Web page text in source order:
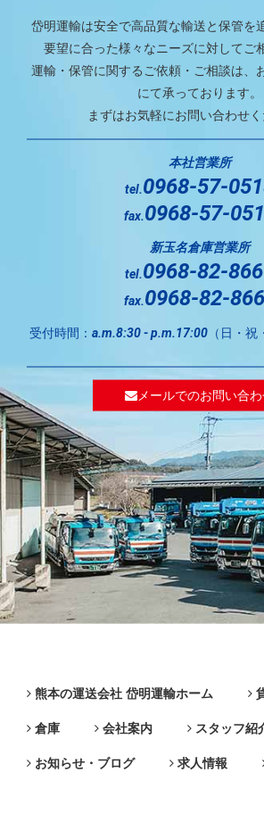
岱明運輸は安全で高品質な輸送と保管を
要望に合った様々なニーズに対してご
運輸・保管に関するご依頼・ご相談は、
にて承っております。
まずはお気軽にお問い合わせく
本社営業所
tel.0968-57-
fax.0968-57-
新玉名倉庫営業所
tel.0968-82-
fax.0968-82-
受付時間： a.m.8:30 - p.m.17:00 （日・
メールでのお問い合
熊本の運送会社 岱明運輸ホーム
倉庫
会社案内
スタッフ紹
お知らせ・ブログ
求人情報